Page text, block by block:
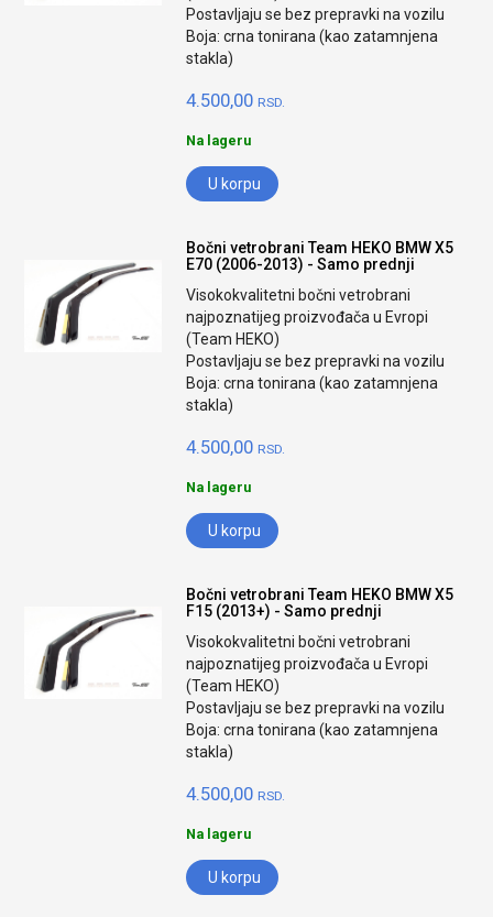
Postavljaju se bez prepravki na vozilu
Boja: crna tonirana (kao zatamnjena
stakla)
4.500,00 RSD.
Na lageru
U korpu
Bočni vetrobrani Team HEKO BMW X5
E70 (2006-2013) - Samo prednji
Visokokvalitetni bočni vetrobrani
najpoznatijeg proizvođača u Evropi
(Team HEKO)
Postavljaju se bez prepravki na vozilu
Boja: crna tonirana (kao zatamnjena
stakla)
4.500,00 RSD.
Na lageru
U korpu
Bočni vetrobrani Team HEKO BMW X5
F15 (2013+) - Samo prednji
Visokokvalitetni bočni vetrobrani
najpoznatijeg proizvođača u Evropi
(Team HEKO)
Postavljaju se bez prepravki na vozilu
Boja: crna tonirana (kao zatamnjena
stakla)
4.500,00 RSD.
Na lageru
U korpu